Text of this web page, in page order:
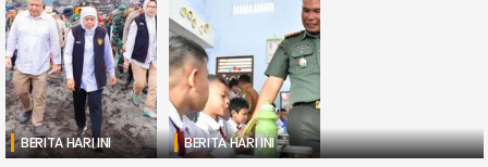
Dana Hibah
Jatim Sesuai
Prosedur
Atas Puncak
BERITA HARI INI BERITA HARI INI